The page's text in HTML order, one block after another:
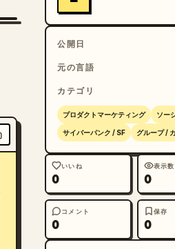
公開日
元の言語
カテゴリ
プロダクトマーケティング ソー
サイバーパンク / SF グループ /
いいね
0
表示数
0
コメント
0
保存
0